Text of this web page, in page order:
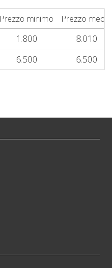
Prezzo minimo Prezzo medio
1.800
8.010
6.500 6.500